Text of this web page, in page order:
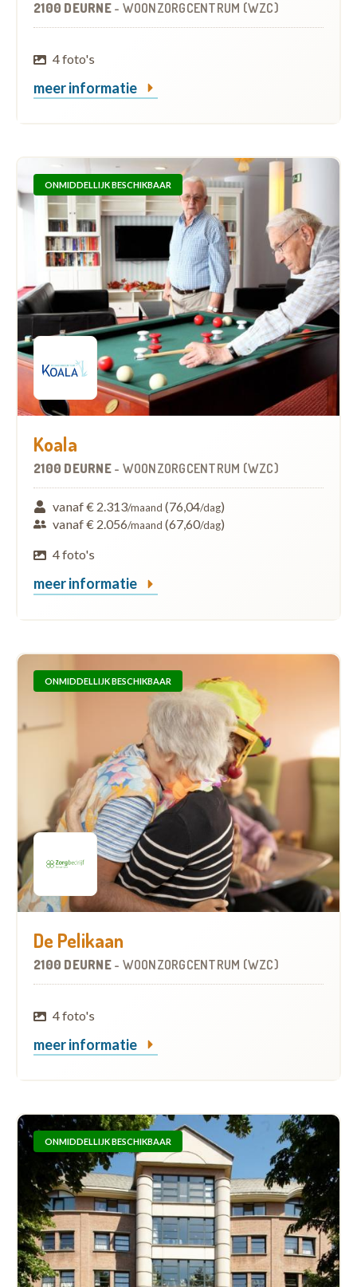
2100 DEURNE - WOONZORGCENTRUM (WZC)
4 foto's
meer informatie
ONMIDDELLIJK BESCHIKBAAR
Koala
2100 DEURNE - WOONZORGCENTRUM (WZC)
vanaf € 2.313/maand (76,04/dag)
vanaf € 2.056/maand (67,60/dag)
4 foto's
meer informatie
ONMIDDELLIJK BESCHIKBAAR
De Pelikaan
2100 DEURNE - WOONZORGCENTRUM (WZC)
4 foto's
meer informatie
ONMIDDELLIJK BESCHIKBAAR